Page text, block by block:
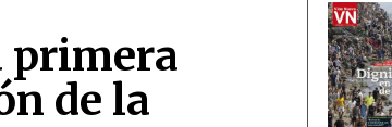
primera
de la